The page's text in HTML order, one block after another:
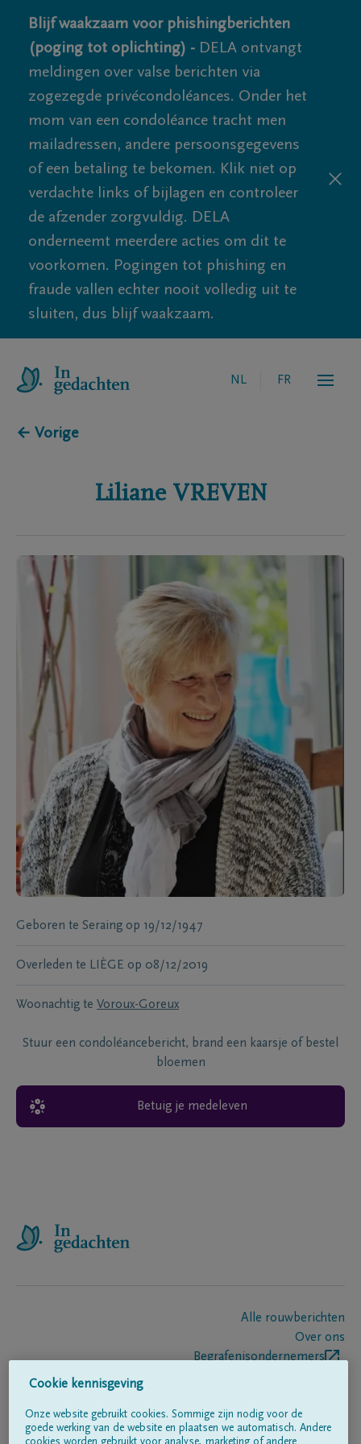
Blijf waakzaam voor phishingberichten
(poging tot oplichting) - DELA ontvangt
meldingen over valse berichten via
zogezegde privécondoléances. Onder het
mom van een condoléance tracht men
mailadressen, andere persoonsgegevens
of een betaling te bekomen. Klik niet op
verdachte links of bijlagen en controleer
de afzender zorgvuldig. DELA
onderneemt meerdere acties om dit te
voorkomen. Pogingen tot phishing en
fraude vallen echter nooit volledig uit te
sluiten, dus blijf waakzaam.
NL FR
← Vorige
Liliane VREVEN
Geboren te Seraing op 19/12/1947
Overleden te LIÈGE op 08/12/2019
Woonachtig te Voroux-Goreux
Stuur een condoléancebericht, brand een kaarsje of bestel
bloemen
Betuig je medeleven
Alle rouwberichten
Over ons
Begrafenisondernemers
Volg ons op
Cookie kennisgeving
Onze website gebruikt cookies. Sommige zijn nodig voor de
goede werking van de website en plaatsen we automatisch. Andere